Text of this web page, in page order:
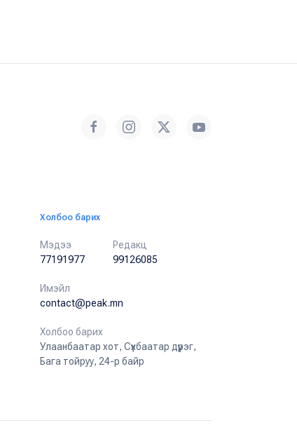
Холбоо барих
Мэдээ
77191977
Редакц
99126085
Имэйл
contact@peak.mn
Холбоо барих
Улаанбаатар хот, Сүхбаатар дүүрэг,
Бага тойруу, 24-р байр